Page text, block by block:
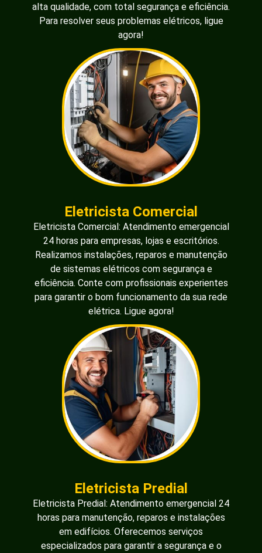
alta qualidade, com total segurança e eficiência.
Para resolver seus problemas elétricos, ligue
agora!
Eletricista Comercial
Eletricista Comercial: Atendimento emergencial
24 horas para empresas, lojas e escritórios.
Realizamos instalações, reparos e manutenção
de sistemas elétricos com segurança e
eficiência. Conte com profissionais experientes
para garantir o bom funcionamento da sua rede
elétrica. Ligue agora!
Eletricista Predial
Eletricista Predial: Atendimento emergencial 24
horas para manutenção, reparos e instalações
em edifícios. Oferecemos serviços
especializados para garantir a segurança e o